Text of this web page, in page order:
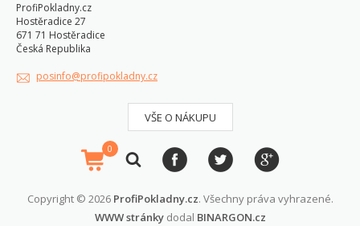
ProfiPokladny.cz
Hostěradice 27
671 71 Hostěradice
Česká Republika
posinfo@profipokladny.cz
VŠE O NÁKUPU
0
Copyright © 2026 ProfiPokladny.cz. Všechny práva vyhrazené.
WWW stránkydodal BINARGON.cz